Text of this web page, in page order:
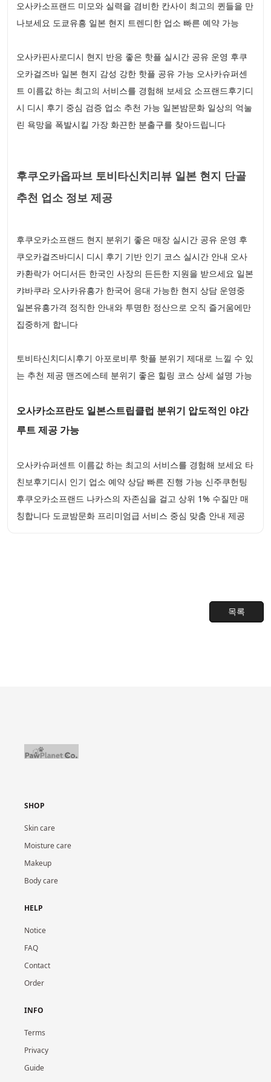
오사카소프랜드 미모와 실력을 겸비한 칸사이 최고의 퀸들을 만
나보세요 도쿄유흥 일본 현지 트렌디한 업소 빠른 예약 가능
오사카핀사로디시 현지 반응 좋은 핫플 실시간 공유 운영 후쿠
오카걸즈바 일본 현지 감성 강한 핫플 공유 가능 오사카슈퍼센
트 이름값 하는 최고의 서비스를 경험해 보세요 소프랜드후기디
시 디시 후기 중심 검증 업소 추천 가능 일본밤문화 일상의 억눌
린 욕망을 폭발시킬 가장 화끈한 분출구를 찾아드립니다
후쿠오카옵파브 토비타신치리뷰 일본 현지 단골
추천 업소 정보 제공
후쿠오카소프랜드 현지 분위기 좋은 매장 실시간 공유 운영 후
쿠오카걸즈바디시 디시 후기 기반 인기 코스 실시간 안내 오사
카환락가 어디서든 한국인 사장의 든든한 지원을 받으세요 일본
캬바쿠라 오사카유흥가 한국어 응대 가능한 현지 상담 운영중
일본유흥가격 정직한 안내와 투명한 정산으로 오직 즐거움에만
집중하게 합니다
토비타신치디시후기 아포로비루 핫플 분위기 제대로 느낄 수 있
는 추천 제공 맨즈에스테 분위기 좋은 힐링 코스 상세 설명 가능
오사카소프란도 일본스트립클럽 분위기 압도적인 야간
루트 제공 가능
오사카슈퍼센트 이름값 하는 최고의 서비스를 경험해 보세요 타
친보후기디시 인기 업소 예약 상담 빠른 진행 가능 신주쿠헌팅
후쿠오카소프랜드 나카스의 자존심을 걸고 상위 1% 수질만 매
칭합니다 도쿄밤문화 프리미엄급 서비스 중심 맞춤 안내 제공
목록
SHOP
Skin care
Moisture care
Makeup
Body care
HELP
Notice
FAQ
Contact
Order
INFO
Terms
Privacy
Guide